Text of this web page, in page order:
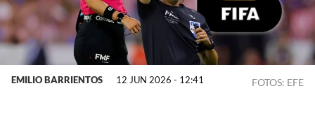
FOTOS: EFE
EMILIO BARRIENTOS 12 JUN 2026 - 12:41